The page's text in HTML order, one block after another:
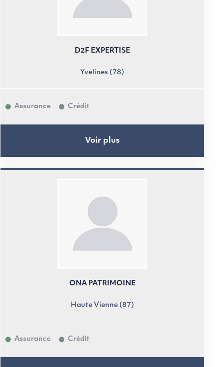
D2F EXPERTISE
Yvelines (78)
Assurance Crédit
Voir plus
ONA PATRIMOINE
Haute Vienne (87)
Assurance Crédit